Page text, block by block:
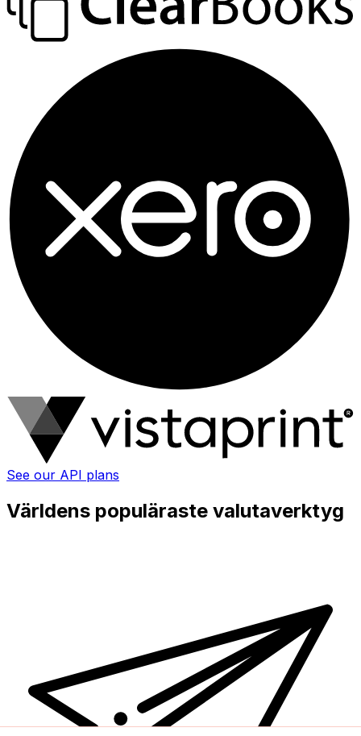
See our API plans
Världens populäraste valutaverktyg